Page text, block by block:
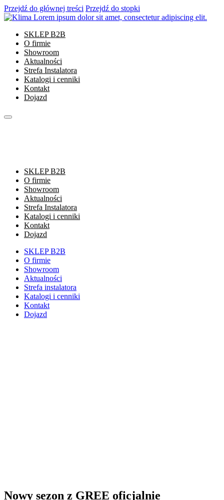
Przejdź do głównej treści Przejdź do stopki
SKLEP B2B
O firmie
Showroom
Aktualności
Strefa Instalatora
Katalogi i cenniki
Kontakt
Dojazd
SKLEP B2B
O firmie
Showroom
Aktualności
Strefa Instalatora
Katalogi i cenniki
Kontakt
Dojazd
SKLEP B2B
O firmie
Showroom
Aktualności
Strefa instalatora
Katalogi i cenniki
Kontakt
Dojazd
Nowy sezon z GREE oficjalnie